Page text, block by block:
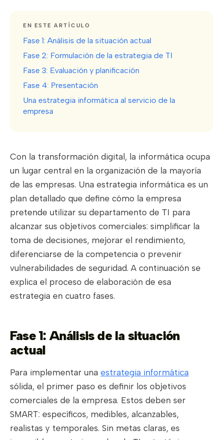
EN ESTE ARTÍCULO
Fase 1: Análisis de la situación actual
Fase 2: Formulación de la estrategia de TI
Fase 3: Evaluación y planificación
Fase 4: Presentación
Una estrategia informática al servicio de la
empresa
Con la transformación digital, la informática ocupa
un lugar central en la organización de la mayoría
de las empresas. Una estrategia informática es un
plan detallado que define cómo la empresa
pretende utilizar su departamento de TI para
alcanzar sus objetivos comerciales: simplificar la
toma de decisiones, mejorar el rendimiento,
diferenciarse de la competencia o prevenir
vulnerabilidades de seguridad. A continuación se
explica el proceso de elaboración de esa
estrategia en cuatro fases.
Fase 1: Análisis de la situación
actual
Para implementar una estrategia informática
sólida, el primer paso es definir los objetivos
comerciales de la empresa. Estos deben ser
SMART: específicos, medibles, alcanzables,
realistas y temporales. Sin metas claras, es